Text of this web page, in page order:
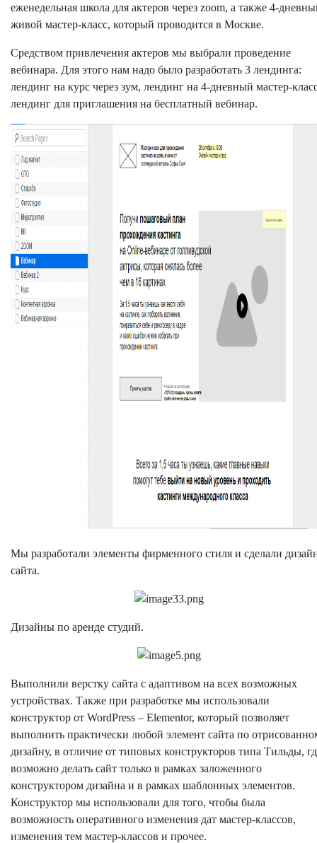
еженедельная школа для актеров через zoom, а также 4-
живой мастер-класс, который проводится в Москве.
Средством привлечения актеров мы выбрали проведение
вебинара. Для этого нам надо было разработать 3 лендинга:
лендинг на курс через зум, лендинг на 4-дневный мастер-
лендинг для приглашения на бесплатный вебинар.
Мы разработали элементы фирменного стиля и сделали
сайта.
Дизайны по аренде студий.
Выполнили верстку сайта с адаптивом на всех возможных
устройствах. Также при разработке мы использовали
конструктор от WordPress – Elementor, который позволяет
выполнить практически любой элемент сайта по
дизайну, в отличие от типовых конструкторов типа Тильды,
возможно делать сайт только в рамках заложенного
конструктором дизайна и в рамках шаблонных элементов.
Конструктор мы использовали для того, чтобы была
возможность оперативного изменения дат мастер-классов,
изменения тем мастер-классов и прочее.